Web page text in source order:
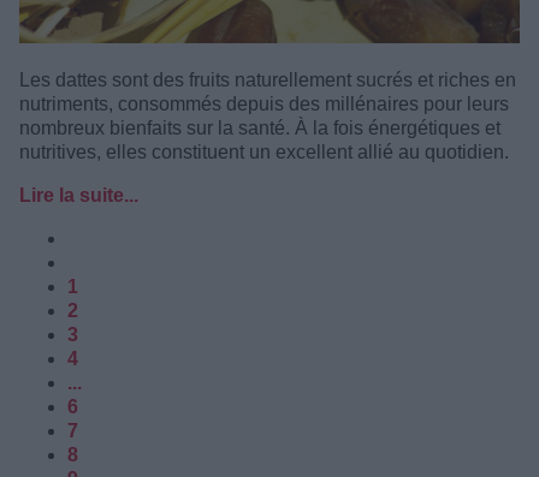
Les dattes sont des fruits naturellement sucrés et riches en
nutriments, consommés depuis des millénaires pour leurs
nombreux bienfaits sur la santé. À la fois énergétiques et
nutritives, elles constituent un excellent allié au quotidien.
Lire la suite...
1
2
3
4
...
6
7
8